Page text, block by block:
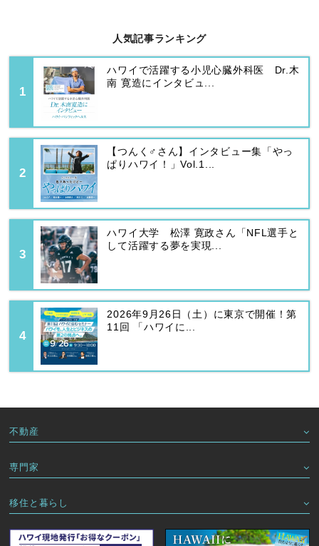
人気記事ランキング
ハワイで活躍する小児心臓外科医 Dr.木
南 寛造にインタビュ...
【つんく♂さん】インタビュー集「やっ
ぱりハワイ！」Vol.1...
ハワイ大学 松澤 寛政さん「NFL選手と
して活躍する夢を実現...
2026年9月26日（土）に東京で開催！第
11回 「ハワイに...
不動産
専門家
移住と暮らし